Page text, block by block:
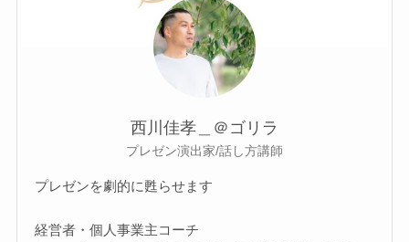
西川佳孝＿＠ゴリラ
プレゼン演出家/話し方講師
プレゼンを劇的に甦らせます
経営者・個人事業主コーチ